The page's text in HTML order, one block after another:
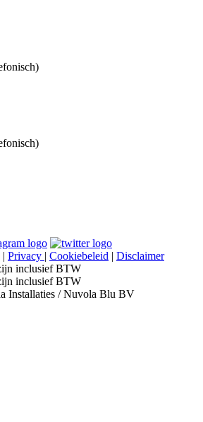
| Privacy | Cookiebeleid | Disclaimer
inclusief BTW
inclusief BTW
Installaties / Nuvola Blu BV